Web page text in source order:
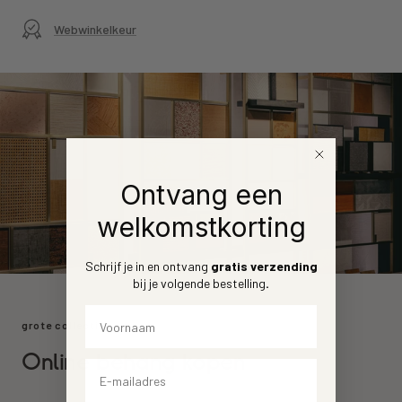
Webwinkelkeur
grote collectie
Online behang kopen
Ontvang een
welkomstkorting
Schrijf je in en ontvang gratis verzending
bij je volgende bestelling.